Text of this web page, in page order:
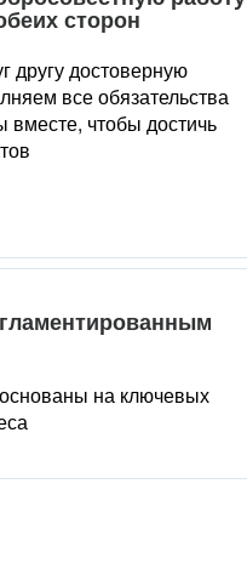
сторон
другу достоверную
все обязательства
чтобы достичь
на ключевых